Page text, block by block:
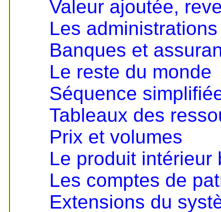
Valeur ajoutée,
Les
Banques et
Le reste du monde
Séquence
Tableaux des
Prix et volumes
Le produit intérieur
Les comptes de
Extensions du